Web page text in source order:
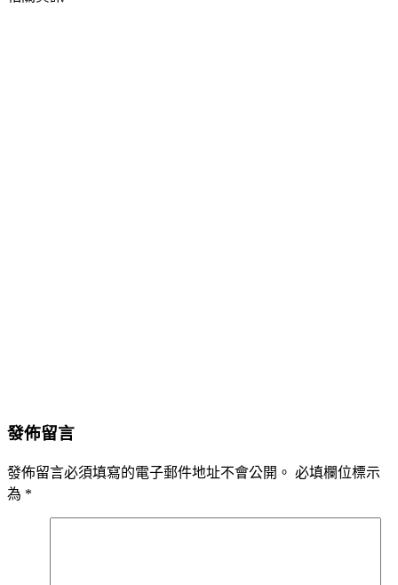
發佈留言
發佈留言必須填寫的電子郵件地址不會公開。 必填欄位標示
為 *